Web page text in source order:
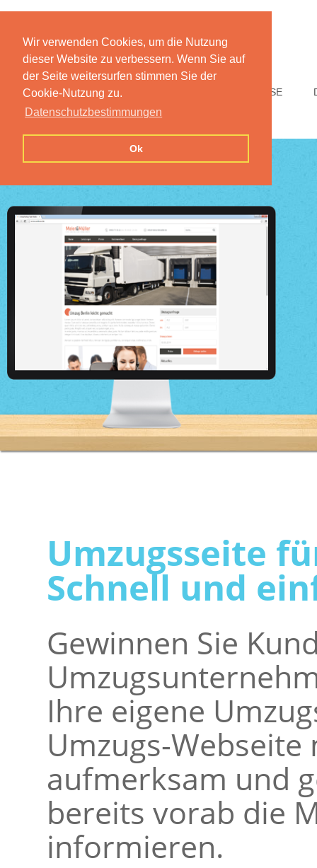
Wir verwenden Cookies, um die Nutzung
dieser Website zu verbessern. Wenn Sie auf
der Seite weitersurfen stimmen Sie der
Cookie-Nutzung zu.
Datenschutzbestimmungen
Ok
HOME PREISE
Umzugsseite
Schnell und
Gewinnen Sie
Ihre eigene
Umzugs-Webseite
aufmerksam und
bereits vorab die
informieren.